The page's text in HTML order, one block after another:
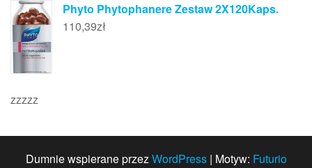
Phyto Phytophanere Zestaw 2X120Kaps.
110,39zł
zzzzz
Dumnie wspierane przezWordPress | Motyw: Futurio